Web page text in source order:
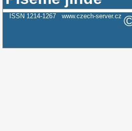
ISSN 1214-1267 www.czech-server.cz